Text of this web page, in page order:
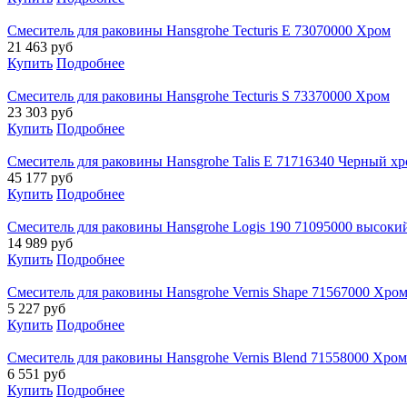
Смеситель для раковины Hansgrohe Tecturis E 73070000 Хром
21 463 руб
Купить Подробнее
Смеситель для раковины Hansgrohe Tecturis S 73370000 Хром
23 303 руб
Купить Подробнее
Смеситель для раковины Hansgrohe Talis E 71716340 Черный
45 177 руб
Купить Подробнее
Смеситель для раковины Hansgrohe Logis 190 71095000
14 989 руб
Купить Подробнее
Смеситель для раковины Hansgrohe Vernis Shape 71567000 Хром
5 227 руб
Купить Подробнее
Смеситель для раковины Hansgrohe Vernis Blend 71558000 Хром
6 551 руб
Купить Подробнее